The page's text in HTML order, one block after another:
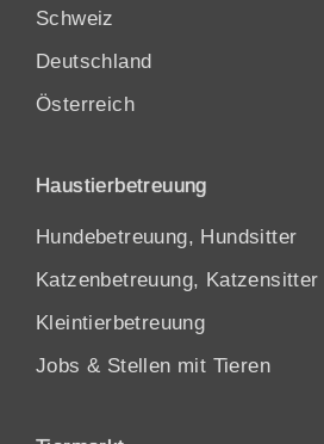
Schweiz
Deutschland
Österreich
Haustierbetreuung
Hundebetreuung, Hundsitter
Katzenbetreuung, Katzensitter
Kleintierbetreuung
Jobs & Stellen mit Tieren